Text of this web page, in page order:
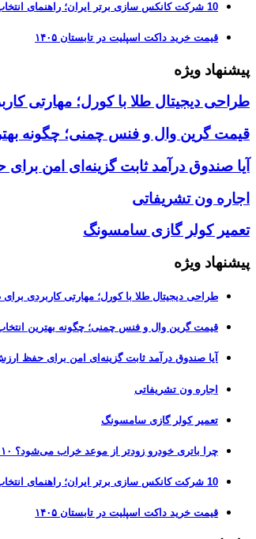
10 شرکت کانکس سازی برتر ایران؛ راهنمای انتخاب مطمئن‌ترین تولیدکننده کانکس در بازار 1405
قیمت خرید داکت اسپلیت در تابستان ۱۴۰۵
پیشنهاد ویژه
طراحی دیجیتال طلا با کورل؛ مهارتی
قیمت گرین وال و فنس چمنی؛ چگونه
آیا صندوق درآمد ثابت گزینه‌ای امن
اجاره ون تشریفاتی
تعمیر کولر گازی سامسونگ
پیشنهاد ویژه
طراحی دیجیتال طلا با کورل؛ مهارتی کاربردی
قیمت گرین وال و فنس چمنی؛ چگونه بهترین
آیا صندوق درآمد ثابت گزینه‌ای امن برای حفظ
اجاره ون تشریفاتی
تعمیر کولر گازی سامسونگ
چرا باتری خودرو زودتر از موعد خراب می‌شود؟ ۱۰ اشتباه رایجی که عمر باتری را نصف می‌کنند
10 شرکت کانکس سازی برتر ایران؛ راهنمای انتخاب مطمئن‌ترین تولیدکننده کانکس در بازار 1405
قیمت خرید داکت اسپلیت در تابستان ۱۴۰۵